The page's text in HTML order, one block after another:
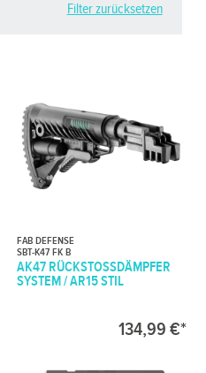
Filter zurücksetzen
FAB DEFENSE
SBT-K47 FK B
AK47 RÜCKSTOSSDÄMPFER S
YSTEM / AR15 STIL
134,99 €*